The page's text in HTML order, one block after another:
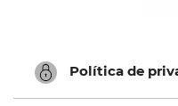
Política de